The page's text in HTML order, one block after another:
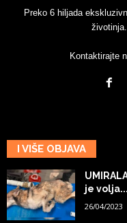
Preko 6 hiljada
Kontaktirajte
I VIŠE OBJAVA
je volja...
26/04/2023